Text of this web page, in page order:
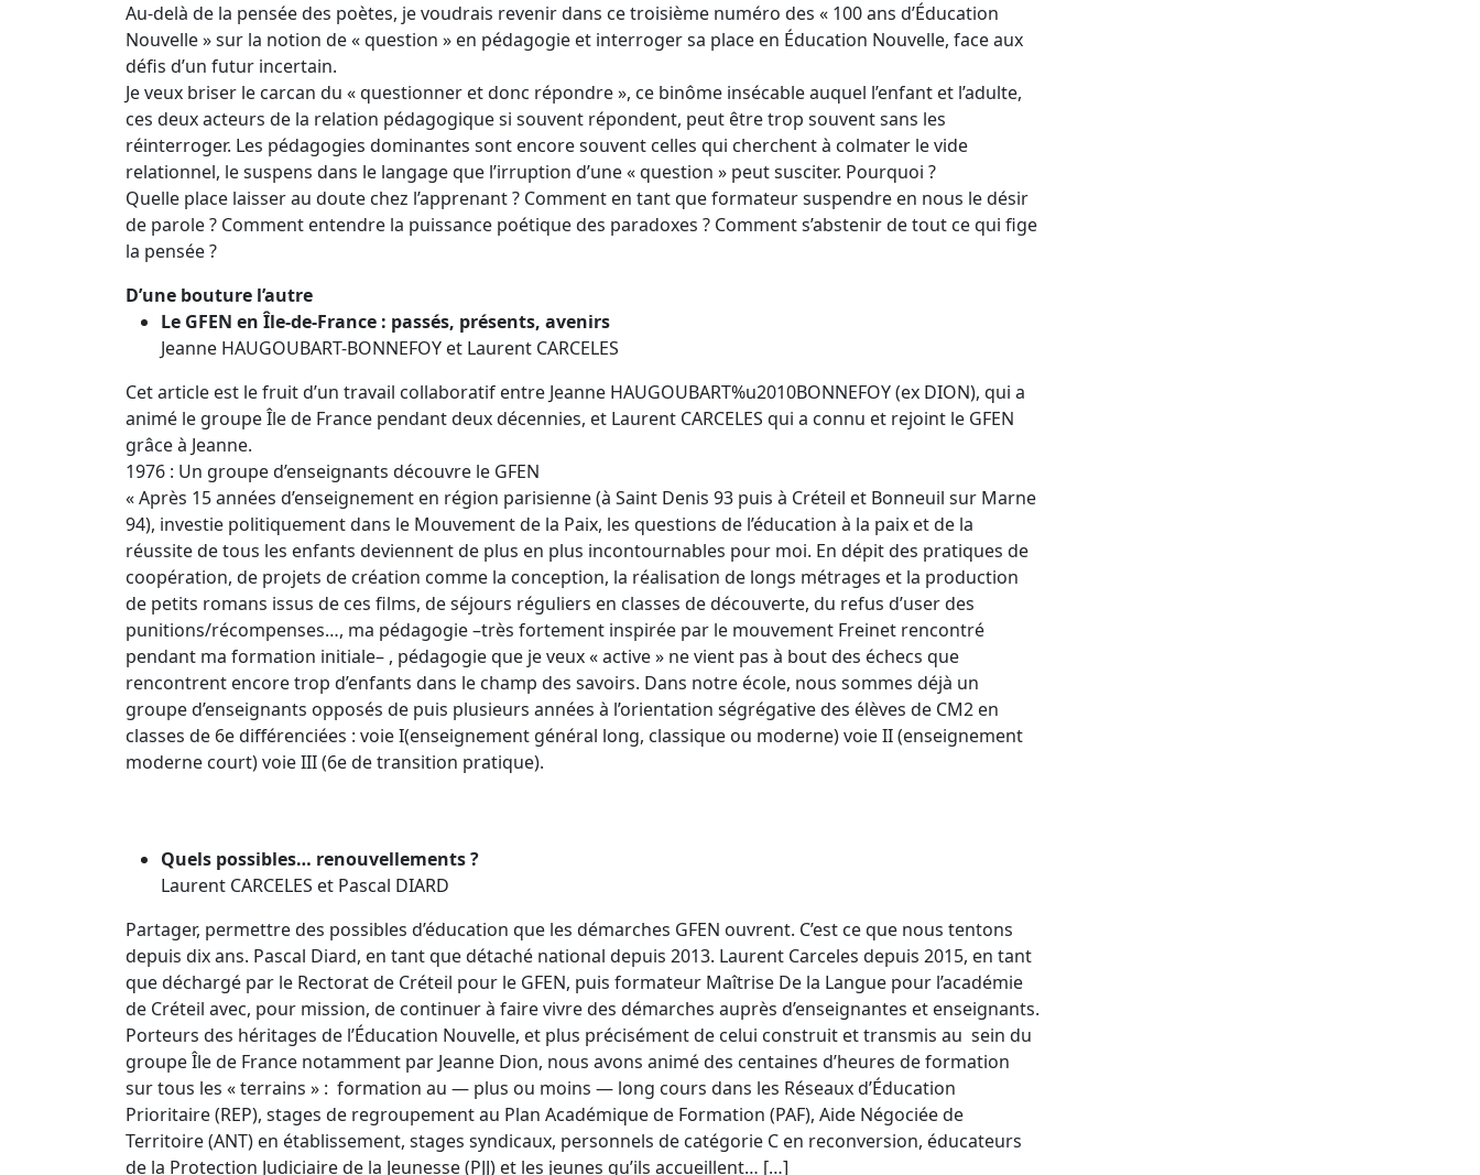
Au-delà de la pensée des poètes, je voudrais revenir dans ce troisième numéro des « 100 ans d’Éducation
Nouvelle » sur la notion de « question » en pédagogie et interroger sa place en Éducation Nouvelle, face aux
défis d’un futur incertain.
Je veux briser le carcan du « questionner et donc répondre », ce binôme insécable auquel l’enfant et l’adulte,
ces deux acteurs de la relation pédagogique si souvent répondent, peut être trop souvent sans les
réinterroger. Les pédagogies dominantes sont encore souvent celles qui cherchent à colmater le vide
relationnel, le suspens dans le langage que l’irruption d’une « question » peut susciter. Pourquoi ?
Quelle place laisser au doute chez l’apprenant ? Comment en tant que formateur suspendre en nous le désir
de parole ? Comment entendre la puissance poétique des paradoxes ? Comment s’abstenir de tout ce qui fige
la pensée ?
D’une bouture l’autre
Le GFEN en Île-de-France : passés, présents, avenirs
Jeanne HAUGOUBART-BONNEFOY et Laurent CARCELES
Cet article est le fruit d’un travail collaboratif entre Jeanne HAUGOUBART%u2010BONNEFOY (ex DION), qui a
animé le groupe Île de France pendant deux décennies, et Laurent CARCELES qui a connu et rejoint le GFEN
grâce à Jeanne.
1976 : Un groupe d’enseignants découvre le GFEN
« Après 15 années d’enseignement en région parisienne (à Saint Denis 93 puis à Créteil et Bonneuil sur Marne
94), investie politiquement dans le Mouvement de la Paix, les questions de l’éducation à la paix et de la
réussite de tous les enfants deviennent de plus en plus incontournables pour moi. En dépit des pratiques de
coopération, de projets de création comme la conception, la réalisation de longs métrages et la production
de petits romans issus de ces films, de séjours réguliers en classes de découverte, du refus d’user des
punitions/récompenses…, ma pédagogie –très fortement inspirée par le mouvement Freinet rencontré
pendant ma formation initiale– , pédagogie que je veux « active » ne vient pas à bout des échecs que
rencontrent encore trop d’enfants dans le champ des savoirs. Dans notre école, nous sommes déjà un
groupe d’enseignants opposés de puis plusieurs années à l’orientation ségrégative des élèves de CM2 en
classes de 6e différenciées : voie I(enseignement général long, classique ou moderne) voie II (enseignement
moderne court) voie III (6e de transition pratique).
Quels possibles… renouvellements ?
Laurent CARCELES et Pascal DIARD
Partager, permettre des possibles d’éducation que les démarches GFEN ouvrent. C’est ce que nous tentons
depuis dix ans. Pascal Diard, en tant que détaché national depuis 2013. Laurent Carceles depuis 2015, en tant
que déchargé par le Rectorat de Créteil pour le GFEN, puis formateur Maîtrise De la Langue pour l’académie
de Créteil avec, pour mission, de continuer à faire vivre des démarches auprès d’enseignantes et enseignants.
Porteurs des héritages de l’Éducation Nouvelle, et plus précisément de celui construit et transmis au sein du
groupe Île de France notamment par Jeanne Dion, nous avons animé des centaines d’heures de formation
sur tous les « terrains » : formation au — plus ou moins — long cours dans les Réseaux d’Éducation
Prioritaire (REP), stages de regroupement au Plan Académique de Formation (PAF), Aide Négociée de
Territoire (ANT) en établissement, stages syndicaux, personnels de catégorie C en reconversion, éducateurs
de la Protection Judiciaire de la Jeunesse (PJJ) et les jeunes qu’ils accueillent… […]